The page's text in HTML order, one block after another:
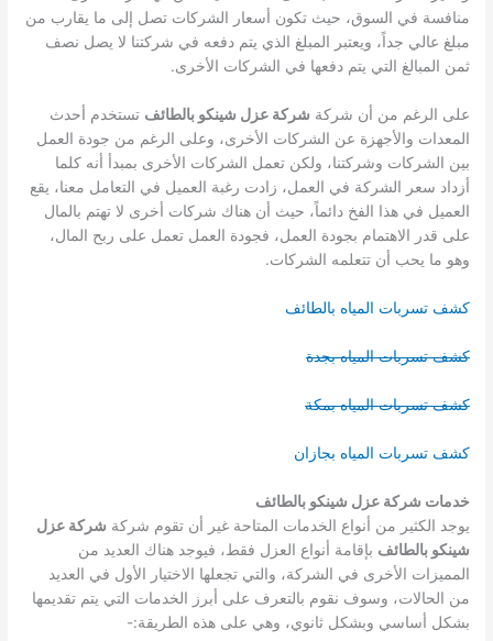
منافسة في السوق، حيث تكون أسعار الشركات تصل إلى ما يقارب من
مبلغ عالي جداً، ويعتبر المبلغ الذي يتم دفعه في شركتنا لا يصل نصف
ثمن المبالغ التي يتم دفعها في الشركات الأخرى.
على الرغم من أن شركة شركة عزل شينكو بالطائف تستخدم أحدث
المعدات والأجهزة عن الشركات الأخرى، وعلى الرغم من جودة العمل
بين الشركات وشركتنا، ولكن تعمل الشركات الأخرى بمبدأ أنه كلما
أزداد سعر الشركة في العمل، زادت رغبة العميل في التعامل معنا، يقع
العميل في هذا الفخ دائماً، حيث أن هناك شركات أخرى لا تهتم بالمال
على قدر الاهتمام بجودة العمل، فجودة العمل تعمل على ربح المال،
وهو ما يحب أن تتعلمه الشركات.
كشف تسربات المياه بالطائف
كشف تسربات المياه بجدة
كشف تسربات المياه بمكة
كشف تسربات المياه بجازان
خدمات شركة عزل شينكو بالطائف
يوجد الكثير من أنواع الخدمات المتاحة غير أن تقوم شركة شركة عزل
شينكو بالطائف بإقامة أنواع العزل فقط، فيوجد هناك العديد من
المميزات الأخرى في الشركة، والتي تجعلها الاختيار الأول في العديد
من الحالات، وسوف نقوم بالتعرف على أبرز الخدمات التي يتم تقديمها
بشكل أساسي وبشكل ثانوي، وهي على هذه الطريقة:-